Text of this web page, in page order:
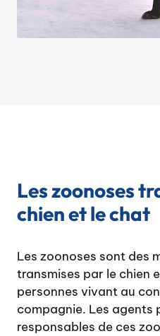
Les zoonoses
chien et le chat
Les zoonoses sont des
transmises par le chien
personnes vivant au
compagnie. Les agents
responsables de ces